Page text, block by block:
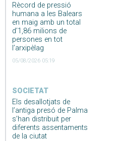
Rècord de pressió
humana a les Balears
en maig amb un total
d’1,86 milions de
persones en tot
l’arxipèlag
05/08/2026 05:19
SOCIETAT
Els desallotjats de
l’antiga presó de Palma
s’han distribuit per
diferents assentaments
de la ciutat